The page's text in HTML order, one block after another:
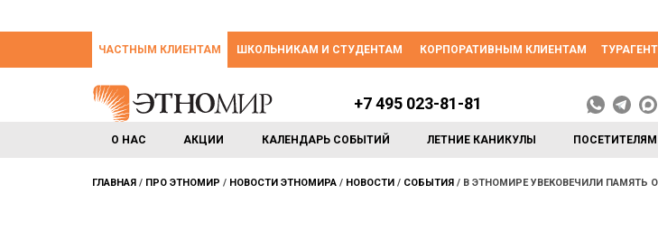
ЧАСТНЫМ КЛИЕНТАМ ШКОЛЬНИКАМ И СТУДЕНТАМ КОРПОРАТИВНЫМ КЛИЕНТАМ
О НАС АКЦИИ КАЛЕНДАРЬ СОБЫТИЙ ЛЕТНИЕ КАНИКУЛЫ ПОСЕТИТЕЛЯМ
+7 495 023-81-81
ГЛАВНАЯ ПРО ЭТНОМИР НОВОСТИ ЭТНОМИРА НОВОСТИ СОБЫТИЯ В ЭТНОМИРЕ УВЕКОВЕЧИЛИ ПАМЯТЬ